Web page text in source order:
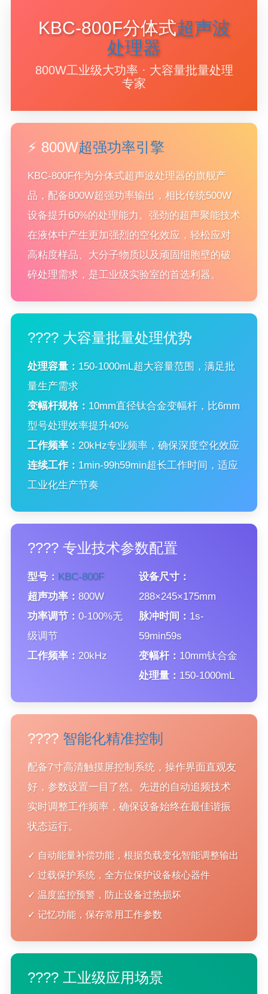
KBC-800F分体式超声波
处理器
800W工业级大功率 · 大容量批量处理
专家
⚡ 800W超强功率引擎
KBC-800F作为分体式超声波处理器的旗舰产
品，配备800W超强功率输出，相比传统500W
设备提升60%的处理能力。强劲的超声聚能技术
在液体中产生更加强烈的空化效应，轻松应对
高粘度样品、大分子物质以及顽固细胞壁的破
碎处理需求，是工业级实验室的首选利器。
???? 大容量批量处理优势
处理容量： 150-1000mL超大容量范围，满足批
量生产需求
变幅杆规格： 10mm直径钛合金变幅杆，比6mm
型号处理效率提升40%
工作频率： 20kHz专业频率，确保深度空化效应
连续工作： 1min-99h59min超长工作时间，适应
工业化生产节奏
???? 专业技术参数配置
型号： KBC-800F
超声功率： 800W
功率调节： 0-100%无
级调节
工作频率： 20kHz
设备尺寸：
288×245×175mm
脉冲时间： 1s-
59min59s
变幅杆： 10mm钛合金
处理量： 150-1000mL
????️ 智能化精准控制
配备7寸高清触摸屏控制系统，操作界面直观友
好，参数设置一目了然。先进的自动追频技术
实时调整工作频率，确保设备始终在最佳谐振
状态运行。
✓ 自动能量补偿功能，根据负载变化智能调整输出
✓ 过载保护系统，全方位保护设备核心器件
✓ 温度监控预警，防止设备过热损坏
✓ 记忆功能，保存常用工作参数
???? 工业级应用场景